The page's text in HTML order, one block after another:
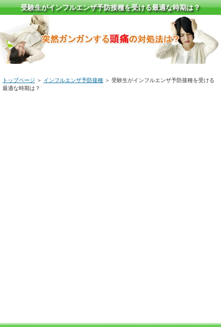
受験生がインフルエンザ予防接種を受ける最適な時期は？
トップページ ＞ インフルエンザ予防接種 ＞ 受験生がインフルエンザ予防接種を受ける
最適な時期は？